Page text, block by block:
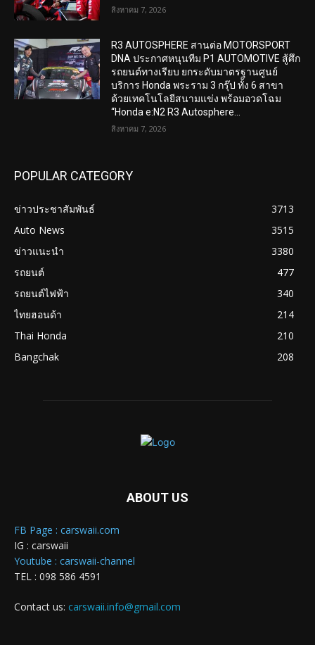
สิงหาคม 7, 2026
R3 AUTOSPHERE สานต่อ MOTORSPORT
DNA ประกาศหนุนทีม P1 AUTOMOTIVE สู้ศึก
รถยนต์ทางเรียบ ยกระดับมาตรฐานศูนย์
บริการ Honda พระราม 3 กรุ๊ป ทั้ง 6 สาขา
ด้วยเทคโนโลยีสนามแข่ง พร้อมอวดโฉม
“Honda e:N2 R3 Autosphere...
สิงหาคม 7, 2026
POPULAR CATEGORY
ข่าวประชาสัมพันธ์
3713
Auto News
3515
ข่าวแนะนำ
3380
รถยนต์
477
รถยนต์ไฟฟ้า
340
ไทยฮอนด้า
214
Thai Honda
210
Bangchak
208
ABOUT US
FB Page : carswaii.com
IG : carswaii
Youtube : carswaii-channel
TEL : 098 586 4591
Contact us: carswaii.info@gmail.com